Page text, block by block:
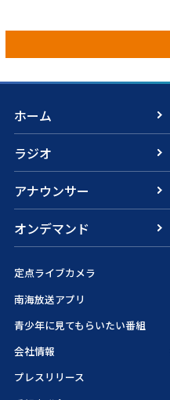
ホーム
ラジオ
アナウンサー
オンデマンド
定点ライブカメラ
南海放送アプリ
青少年に見てもらいたい番組
会社情報
プレスリリース